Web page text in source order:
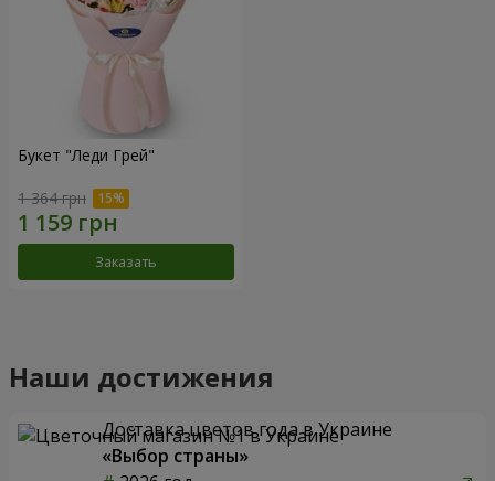
Букет "Леди Грей"
1 364 грн
Заказать
Наши достижения
Доставка цветов года в Украине
«Выбор страны»